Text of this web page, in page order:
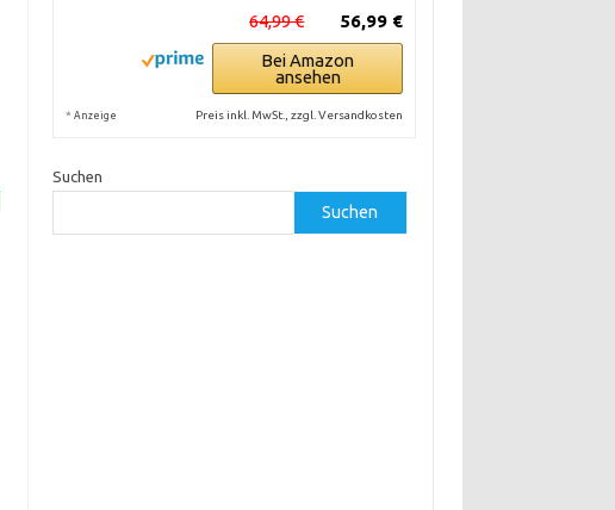
56,99 €
64,99 €
Bei Amazon
ansehen
* Anzeige Preis inkl. MwSt., zzgl. Versandkosten
Suchen
Suchen